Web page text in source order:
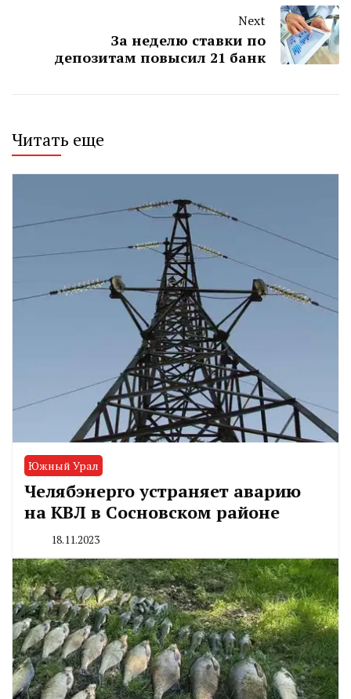
Next
За неделю ставки по
депозитам повысил 21 банк
Читать еще
Южный Урал
Челябэнерго устраняет аварию
на КВЛ в Сосновском районе
CHELINDUSTRY
18.11.2023